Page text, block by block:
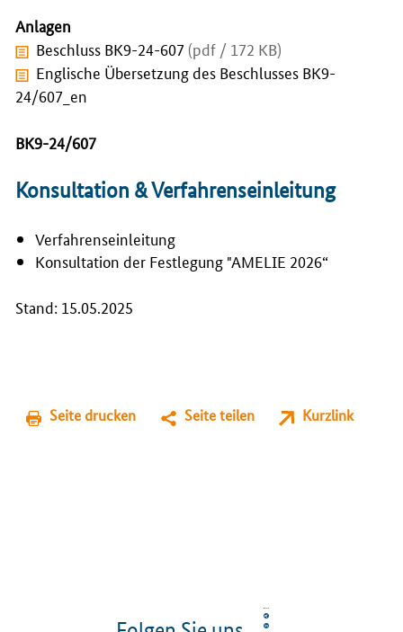
Anlagen
Beschluss BK9-24-607 (pdf / 172 KB)
Englische Übersetzung des Beschlusses BK9-
24/607_en
BK9-24/607
Konsultation & Verfahrenseinleitung
Verfahrenseinleitung
Konsultation der Festlegung "AMELIE 2026“
Stand: 15.05.2025
Seite drucken Seite teilen Kurzlink